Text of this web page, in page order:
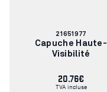
Numéro
d'article:
21651977
Capuche Haute-
Visibilité
20.76€
TVA incluse